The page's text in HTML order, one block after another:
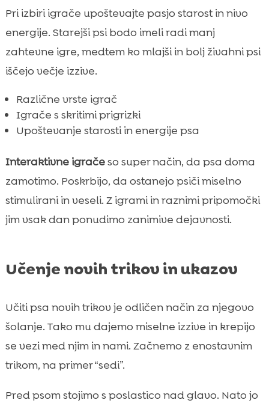
Pri izbiri igrače upoštevajte pasjo starost in nivo
energije. Starejši psi bodo imeli radi manj
zahtevne igre, medtem ko mlajši in bolj živahni psi
iščejo večje izzive.
Različne vrste igrač
Igrače s skritimi prigrizki
Upoštevanje starosti in energije psa
Interaktivne igračeso super način, da psa doma
zamotimo. Poskrbijo, da ostanejo psiči miselno
stimulirani in veseli. Z igrami in raznimi pripomočki
jim vsak dan ponudimo zanimive dejavnosti.
Učenje novih trikov in ukazov
Učiti psa novih trikov je odličen način za njegovo
šolanje. Tako mu dajemo miselne izzive in krepijo
se vezi med njim in nami. Začnemo z enostavnim
trikom, na primer “sedi”.
Pred psom stojimo s poslastico nad glavo. Nato jo